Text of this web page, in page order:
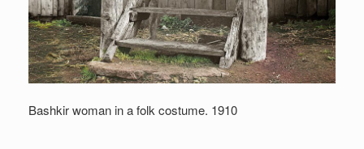
Bashkir woman in a folk costume. 1910